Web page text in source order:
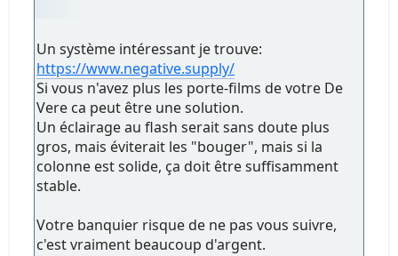
Un système intéressant je trouve:
https://www.negative.supply/
Si vous n'avez plus les porte-films de votre De
Vere ca peut être une solution.
Un éclairage au flash serait sans doute plus
gros, mais éviterait les "bouger", mais si la
colonne est solide, ça doit être suffisamment
stable.
Votre banquier risque de ne pas vous suivre,
c'est vraiment beaucoup d'argent.